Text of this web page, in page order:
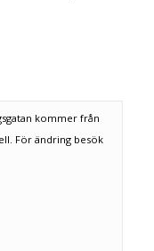
kommer från
För ändring besök